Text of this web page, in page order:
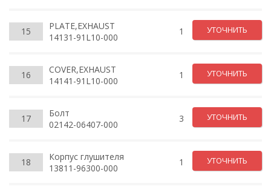
15
PLATE,EXHAUST
14131-91L10-000
1 УТОЧНИТЬ
16
COVER,EXHAUST
14141-91L10-000
1 УТОЧНИТЬ
17
Болт
02142-06407-000
3 УТОЧНИТЬ
18
Корпус глушителя
13811-96300-000
1 УТОЧНИТЬ